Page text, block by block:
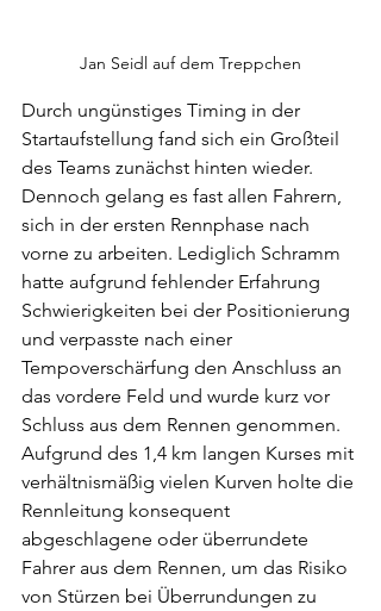
Jan Seidl auf dem Treppchen
Durch ungünstiges Timing in der
Startaufstellung fand sich ein Großteil
des Teams zunächst hinten wieder.
Dennoch gelang es fast allen Fahrern,
sich in der ersten Rennphase nach
vorne zu arbeiten. Lediglich Schramm
hatte aufgrund fehlender Erfahrung
Schwierigkeiten bei der Positionierung
und verpasste nach einer
Tempoverschärfung den Anschluss an
das vordere Feld und wurde kurz vor
Schluss aus dem Rennen genommen.
Aufgrund des 1,4 km langen Kurses mit
verhältnismäßig vielen Kurven holte die
Rennleitung konsequent
abgeschlagene oder überrundete
Fahrer aus dem Rennen, um das Risiko
von Stürzen bei Überrundungen zu